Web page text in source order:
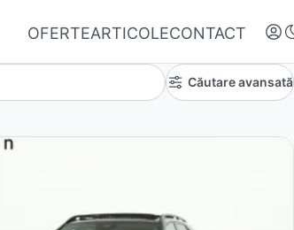
OFERTEARTICOLECONTACT
Căutare avansată